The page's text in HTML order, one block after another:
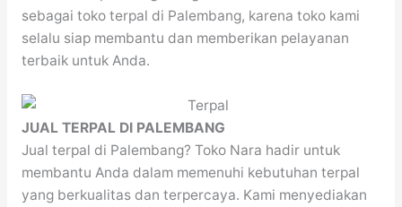
sebagai toko terpal di Palembang, karena toko kami
selalu siap membantu dan memberikan pelayanan
terbaik untuk Anda.
JUAL TERPAL DI PALEMBANG
Jual terpal di Palembang? Toko Nara hadir untuk
membantu Anda dalam memenuhi kebutuhan terpal
yang berkualitas dan terpercaya. Kami menyediakan